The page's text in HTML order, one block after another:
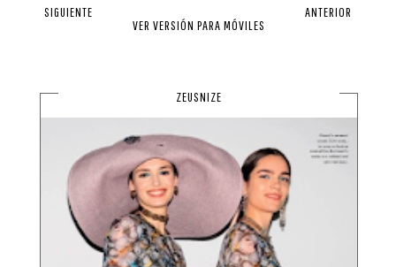
SIGUIENTE
ANTERIOR
VER VERSIÓN PARA MÓVILES
ZEUSNIZE